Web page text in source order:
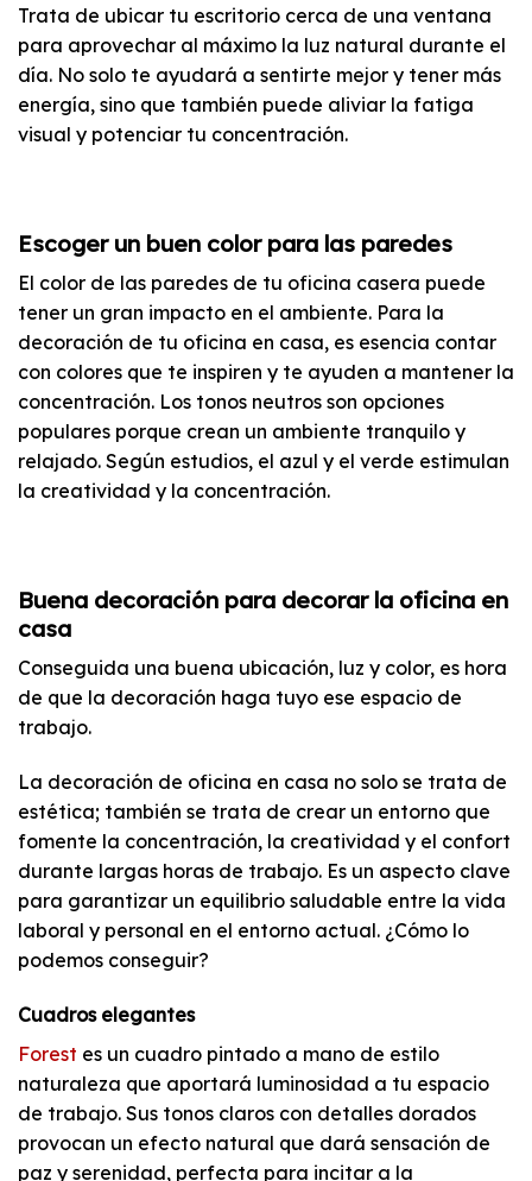
Trata de ubicar tu escritorio cerca de una ventana
para aprovechar al máximo la luz natural durante el
día. No solo te ayudará a sentirte mejor y tener más
energía, sino que también puede aliviar la fatiga
visual y potenciar tu concentración.
Escoger un buen color para las paredes
El color de las paredes de tu oficina casera puede
tener un gran impacto en el ambiente. Para la
decoración de tu oficina en casa, es esencia contar
con colores que te inspiren y te ayuden a mantener la
concentración. Los tonos neutros son opciones
populares porque crean un ambiente tranquilo y
relajado. Según estudios, el azul y el verde estimulan
la creatividad y la concentración.
Buena decoración para decorar la oficina en
casa
Conseguida una buena ubicación, luz y color, es hora
de que la decoración haga tuyo ese espacio de
trabajo.
La decoración de oficina en casa no solo se trata de
estética; también se trata de crear un entorno que
fomente la concentración, la creatividad y el confort
durante largas horas de trabajo. Es un aspecto clave
para garantizar un equilibrio saludable entre la vida
laboral y personal en el entorno actual. ¿Cómo lo
podemos conseguir?
Cuadros elegantes
Forest es un cuadro pintado a mano de estilo
naturaleza que aportará luminosidad a tu espacio
de trabajo. Sus tonos claros con detalles dorados
provocan un efecto natural que dará sensación de
paz y serenidad, perfecta para incitar a la